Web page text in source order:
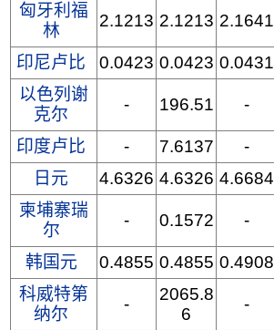
匈牙利福
林
2.1213 2.1213 2.1641
印尼卢比 0.0423 0.0423 0.0431
以色列谢
克尔
- 196.51 -
印度卢比 - 7.6137 -
日元
4.6326 4.6326 4.6684
柬埔寨瑞
尔
- 0.1572 -
韩国元 0.4855 0.4855 0.4908
科威特第
纳尔
-
2065.8
6
-